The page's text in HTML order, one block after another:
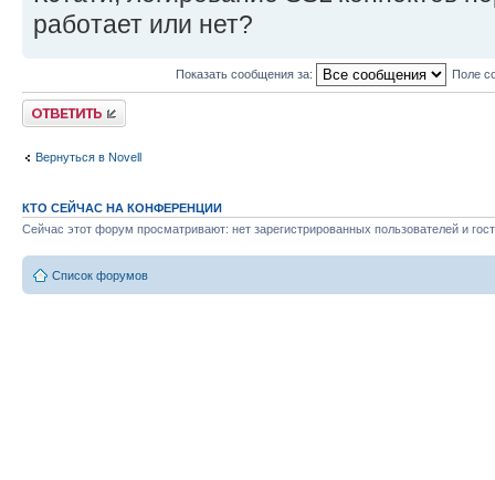
работает или нет?
Показать сообщения за: Поле
Ответить
Вернуться в Novell
КТО СЕЙЧАС НА КОНФЕРЕНЦИИ
Сейчас этот форум просматривают: нет зарегистрированных пользователей и
Список форумов